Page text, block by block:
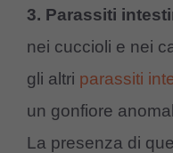
3. Parassiti
nei cuccioli e nei
gli altri parassiti
un gonfiore
La presenza di